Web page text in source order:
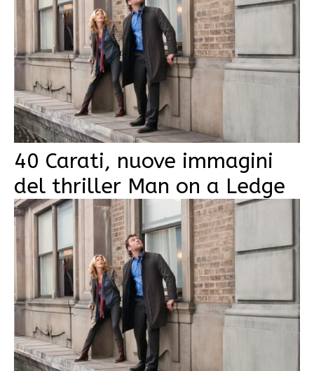
40 Carati, nuove immagini
del thriller Man on a Ledge